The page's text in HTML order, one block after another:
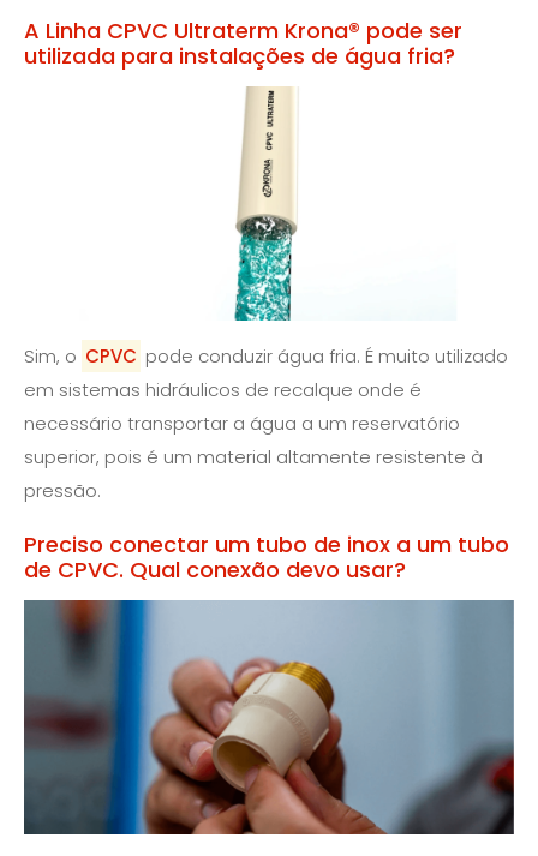
A Linha CPVC Ultraterm Krona® pode ser
utilizada para instalações de água fria?
Sim, o CPVC pode conduzir água fria. É muito utilizado
em sistemas hidráulicos de recalque onde é
necessário transportar a água a um reservatório
superior, pois é um material altamente resistente à
pressão.
Preciso conectar um tubo de inox a um tubo
de CPVC. Qual conexão devo usar?